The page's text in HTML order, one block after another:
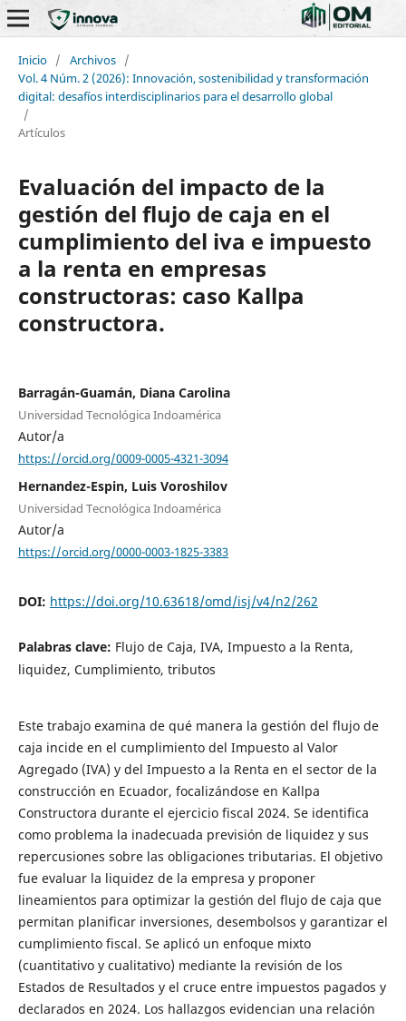
Inicio / Archivos /
Vol. 4 Núm. 2 (2026): Innovación, sostenibilidad y transformación
digital: desafíos interdisciplinarios para el desarrollo global
/
Artículos
Evaluación del impacto de la
gestión del flujo de caja en el
cumplimiento del iva e impuesto
a la renta en empresas
constructoras: caso Kallpa
constructora.
Barragán-Guamán, Diana Carolina
Universidad Tecnológica Indoamérica
Autor/a
https://orcid.org/0009-0005-4321-3094
Hernandez-Espin, Luis Voroshilov
Universidad Tecnológica Indoamérica
Autor/a
https://orcid.org/0000-0003-1825-3383
DOI: https://doi.org/10.63618/omd/isj/v4/n2/262
Palabras clave: Flujo de Caja, IVA, Impuesto a la Renta,
liquidez, Cumplimiento, tributos
Este trabajo examina de qué manera la gestión del flujo de
caja incide en el cumplimiento del Impuesto al Valor
Agregado (IVA) y del Impuesto a la Renta en el sector de la
construcción en Ecuador, focalizándose en Kallpa
Constructora durante el ejercicio fiscal 2024. Se identifica
como problema la inadecuada previsión de liquidez y sus
repercusiones sobre las obligaciones tributarias. El objetivo
fue evaluar la liquidez de la empresa y proponer
lineamientos para optimizar la gestión del flujo de caja que
permitan planificar inversiones, desembolsos y garantizar el
cumplimiento fiscal. Se aplicó un enfoque mixto
(cuantitativo y cualitativo) mediante la revisión de los
Estados de Resultados y el cruce entre impuestos pagados y
declarados en 2024. Los hallazgos evidencian una relación